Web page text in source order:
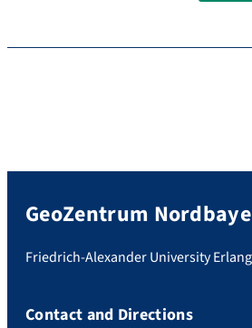
GeoZentrum
Friedrich-Alexander University
Contact and Directions